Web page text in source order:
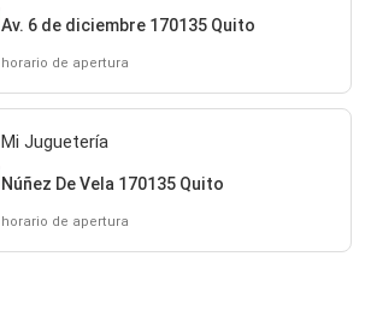
Av. 6 de diciembre 170135 Quito
horario de apertura
Mi Juguetería
Núñez De Vela 170135 Quito
horario de apertura